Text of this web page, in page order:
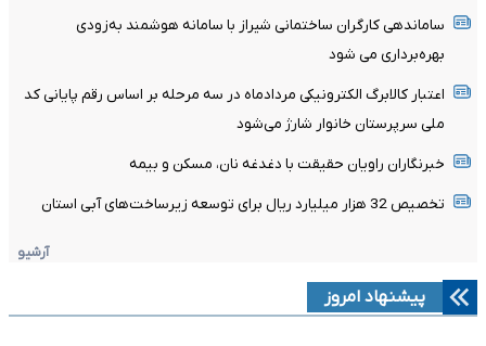
ساماندهی کارگران ساختمانی شیراز با سامانه هوشمند به‌زودی
بهره‌برداری می شود
اعتبار کالابرگ الکترونیکی مردادماه در سه مرحله بر اساس رقم پایانی کد
ملی سرپرستان خانوار شارژ می‌شود
خبرنگاران راویان حقیقت با دغدغه نان، مسکن و بیمه
تخصیص 32 هزار میلیارد ریال برای توسعه زیرساخت‌های آبی استان
آرشیو
پیشنهاد امروز